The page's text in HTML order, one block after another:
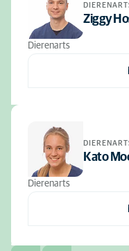
Ziggy
Dierenarts
Kato
Dierenarts